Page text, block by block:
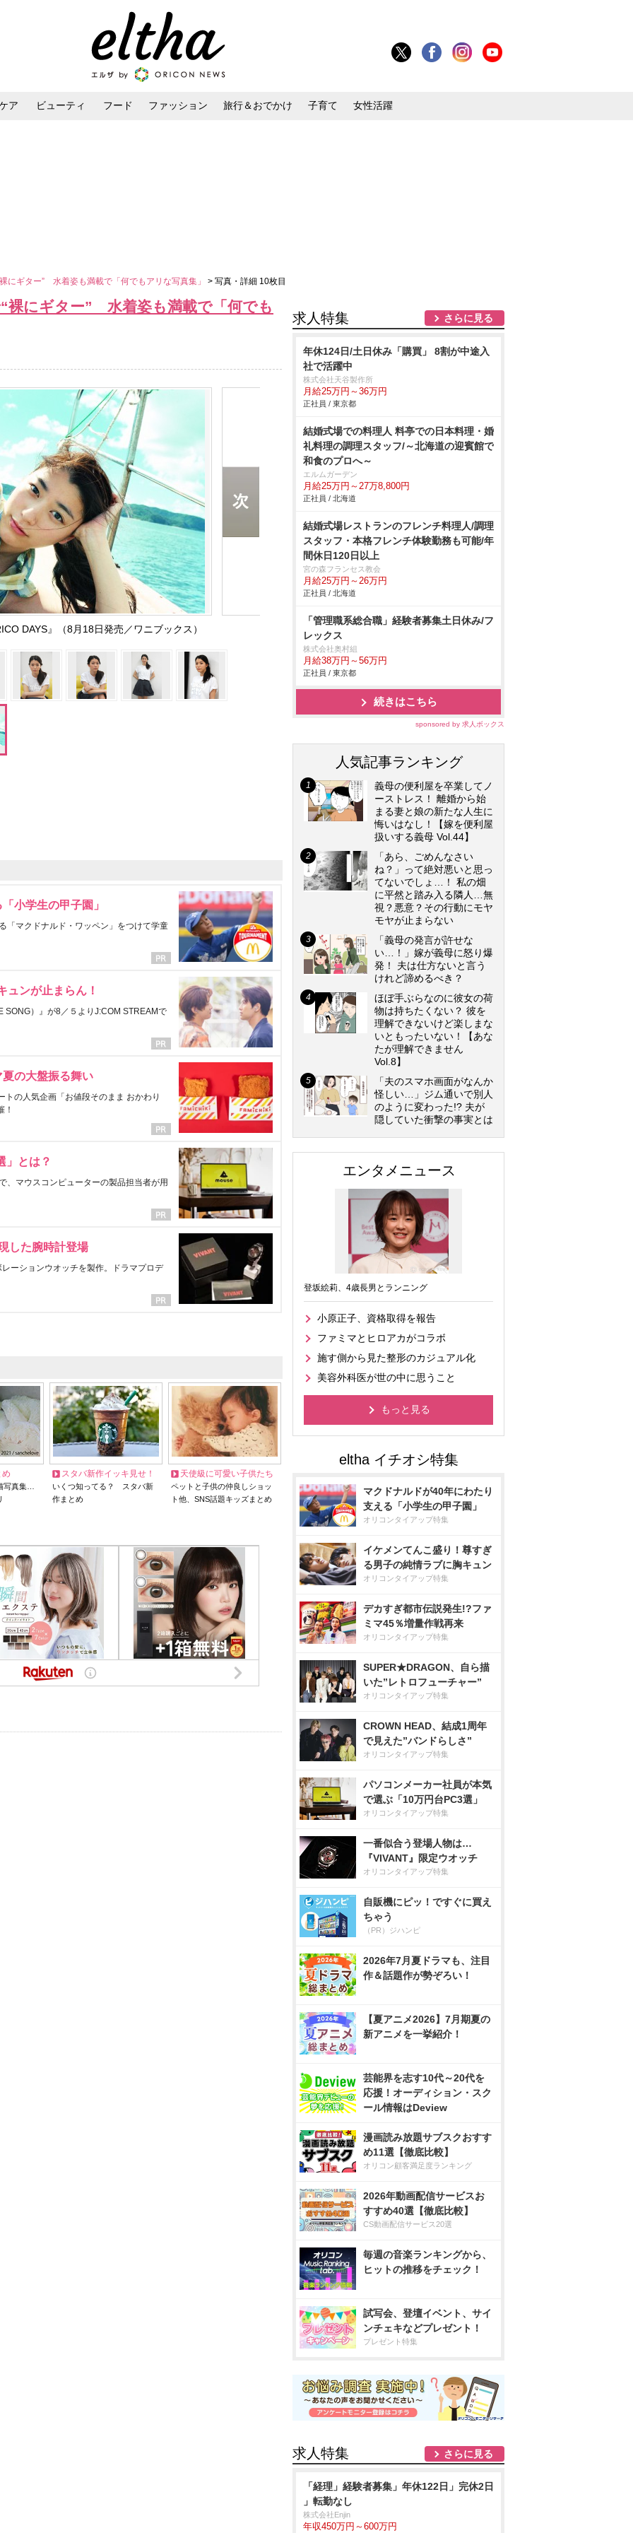
ア ビューティ フード ファッション 旅行＆おでかけ 子育て 女性活躍
にギター” 水着姿も満載で「何でもアリな写真集」 > 写真・詳細 10枚目
裸にギター” 水着姿も満載で「何でも
DAYS』（8月18日発売／ワニブックス）
小学生の甲子園」
「マクドナルド・ワッペン」をつけて学童
ュンが止まらん！
SONG）』が8／５よりJ:COM STREAMで
の大盤振る舞い
の人気企画「お値段そのまま おかわり
！
」とは？
、マウスコンピューターの製品担当者が用
した腕時計登場
ーションウオッチを製作。ドラマプロデ
め
写真集…
スタバ新作イッキ見せ！
いくつ知ってる？ スタバ新
作まとめ
天使級に可愛い子供たち
ペットと子供の仲良しショッ
ト他、SNS話題キッズまとめ
求人特集 さらに見る
年休124日/土日休み「購買」 8割が中途入
社で活躍中
株式会社天谷製作所
月給25万円～36万円
正社員 / 東京都
結婚式場での料理人 料亭での日本料理・婚
礼料理の調理スタッフ/～北海道の迎賓館で
和食のプロへ～
エルムガーデン
月給25万円～27万8,800円
正社員 / 北海道
結婚式場レストランのフレンチ料理人/調理
スタッフ・本格フレンチ体験勤務も可能/年
間休日120日以上
宮の森フランセス教会
月給25万円～26万円
正社員 / 北海道
「管理職系総合職」経験者募集土日休み/フ
レックス
株式会社奥村組
月給38万円～56万円
正社員 / 東京都
続きはこちら
sponsored by 求人ボックス
人気記事ランキング
義母の便利屋を卒業してノ
ーストレス！ 離婚から始
まる妻と娘の新たな人生に
悔いはなし！【嫁を便利屋
扱いする義母 Vol.44】
「あら、ごめんなさい
ね？」って絶対悪いと思っ
てないでしょ…！ 私の畑
に平然と踏み入る隣人…無
視？悪意？その行動にモヤ
モヤが止まらない
「義母の発言が許せな
い…！」嫁が義母に怒り爆
発！ 夫は仕方ないと言う
けれど諦めるべき？
ほぼ手ぶらなのに彼女の荷
物は持ちたくない？ 彼を
理解できないけど楽しまな
いともったいない！【あな
たが理解できません
Vol.8】
「夫のスマホ画面がなんか
怪しい…」ジム通いで別人
のように変わった!? 夫が
隠していた衝撃の事実とは
エンタメニュース
登坂絵莉、4歳長男とランニング
小原正子、資格取得を報告
ファミマとヒロアカがコラボ
施す側から見た整形のカジュアル化
美容外科医が世の中に思うこと
もっと見る
マクドナルドが40年にわたり
支える「小学生の甲子園」
オリコンタイアップ特集
イケメンてんこ盛り！尊すぎ
る男子の純情ラブに胸キュン
オリコンタイアップ特集
デカすぎ都市伝説発生!?ファ
ミマ45％増量作戦再来
オリコンタイアップ特集
SUPER★DRAGON、自ら描
いた”レトロフューチャー”
オリコンタイアップ特集
CROWN HEAD、結成1周年
で見えた”バンドらしさ”
オリコンタイアップ特集
パソコンメーカー社員が本気
で選ぶ「10万円台PC3選」
オリコンタイアップ特集
一番似合う登場人物は…
『VIVANT』限定ウオッチ
オリコンタイアップ特集
自販機にピッ！ですぐに買え
ちゃう
（PR）ジハンピ
2026年7月夏ドラマも、注目
作＆話題作が勢ぞろい！
【夏アニメ2026】7月期夏の
新アニメを一挙紹介！
芸能界を志す10代～20代を
応援！オーディション・スク
ール情報はDeview
漫画読み放題サブスクおすす
め11選【徹底比較】
オリコン顧客満足度ランキング
2026年動画配信サービスお
すすめ40選【徹底比較】
CS動画配信サービス20選
毎週の音楽ランキングから、
ヒットの推移をチェック！
試写会、登壇イベント、サイ
ンチェキなどプレゼント！
プレゼント特集
求人特集 さらに見る
「経理」経験者募集」年休122日」完休2日
」転勤なし
株式会社Enjin
年収450万円～600万円